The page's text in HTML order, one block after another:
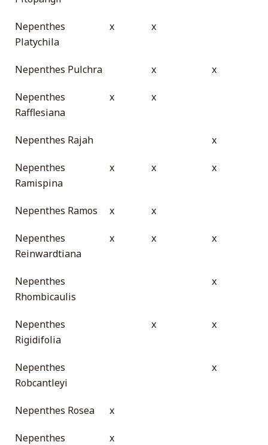
Nepenthes
Platychila
x x
Nepenthes Pulchra x x
Nepenthes
Rafflesiana
x x
Nepenthes Rajah x
Nepenthes
Ramispina
x x x
Nepenthes Ramos x x
Nepenthes
Reinwardtiana
x x x
Nepenthes
Rhombicaulis
x
Nepenthes
Rigidifolia
x x
Nepenthes
Robcantleyi
x
Nepenthes Rosea x
Nepenthes
x